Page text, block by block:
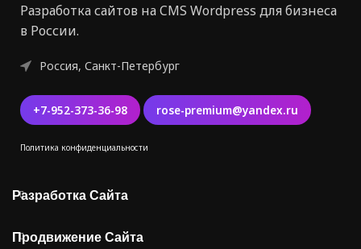
Разработка сайтов на CMS Wordpress для бизнеса
в России.
Россия, Санкт-Петербург
+7-952-373-36-98 rose-premium@yandex.ru
Политика конфиденциальности
Разработка Сайта
Продвижение Сайта